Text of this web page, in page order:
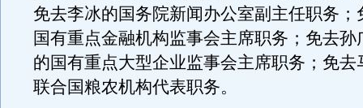
免去李冰的国务院新闻办公室副主任职务；
国有重点金融机构监事会主席职务；免去孙
的国有重点大型企业监事会主席职务；免去
联合国粮农机构代表职务。